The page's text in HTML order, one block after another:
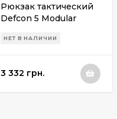
Рюкзак тактический
Defcon 5 Modular
НЕТ В НАЛИЧИИ
3 332 грн.